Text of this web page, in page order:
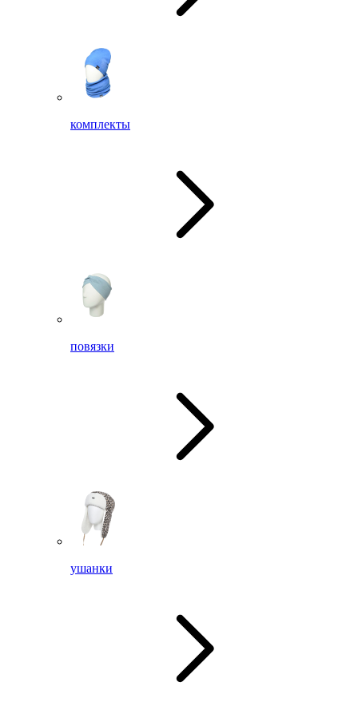
комплекты
повязки
ушанки